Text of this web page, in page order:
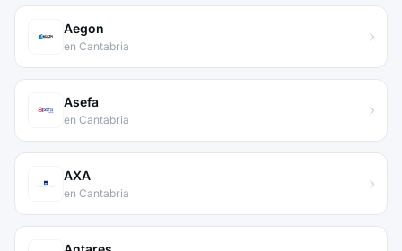
Aegon
en Cantabria
Asefa
en Cantabria
AXA
en Cantabria